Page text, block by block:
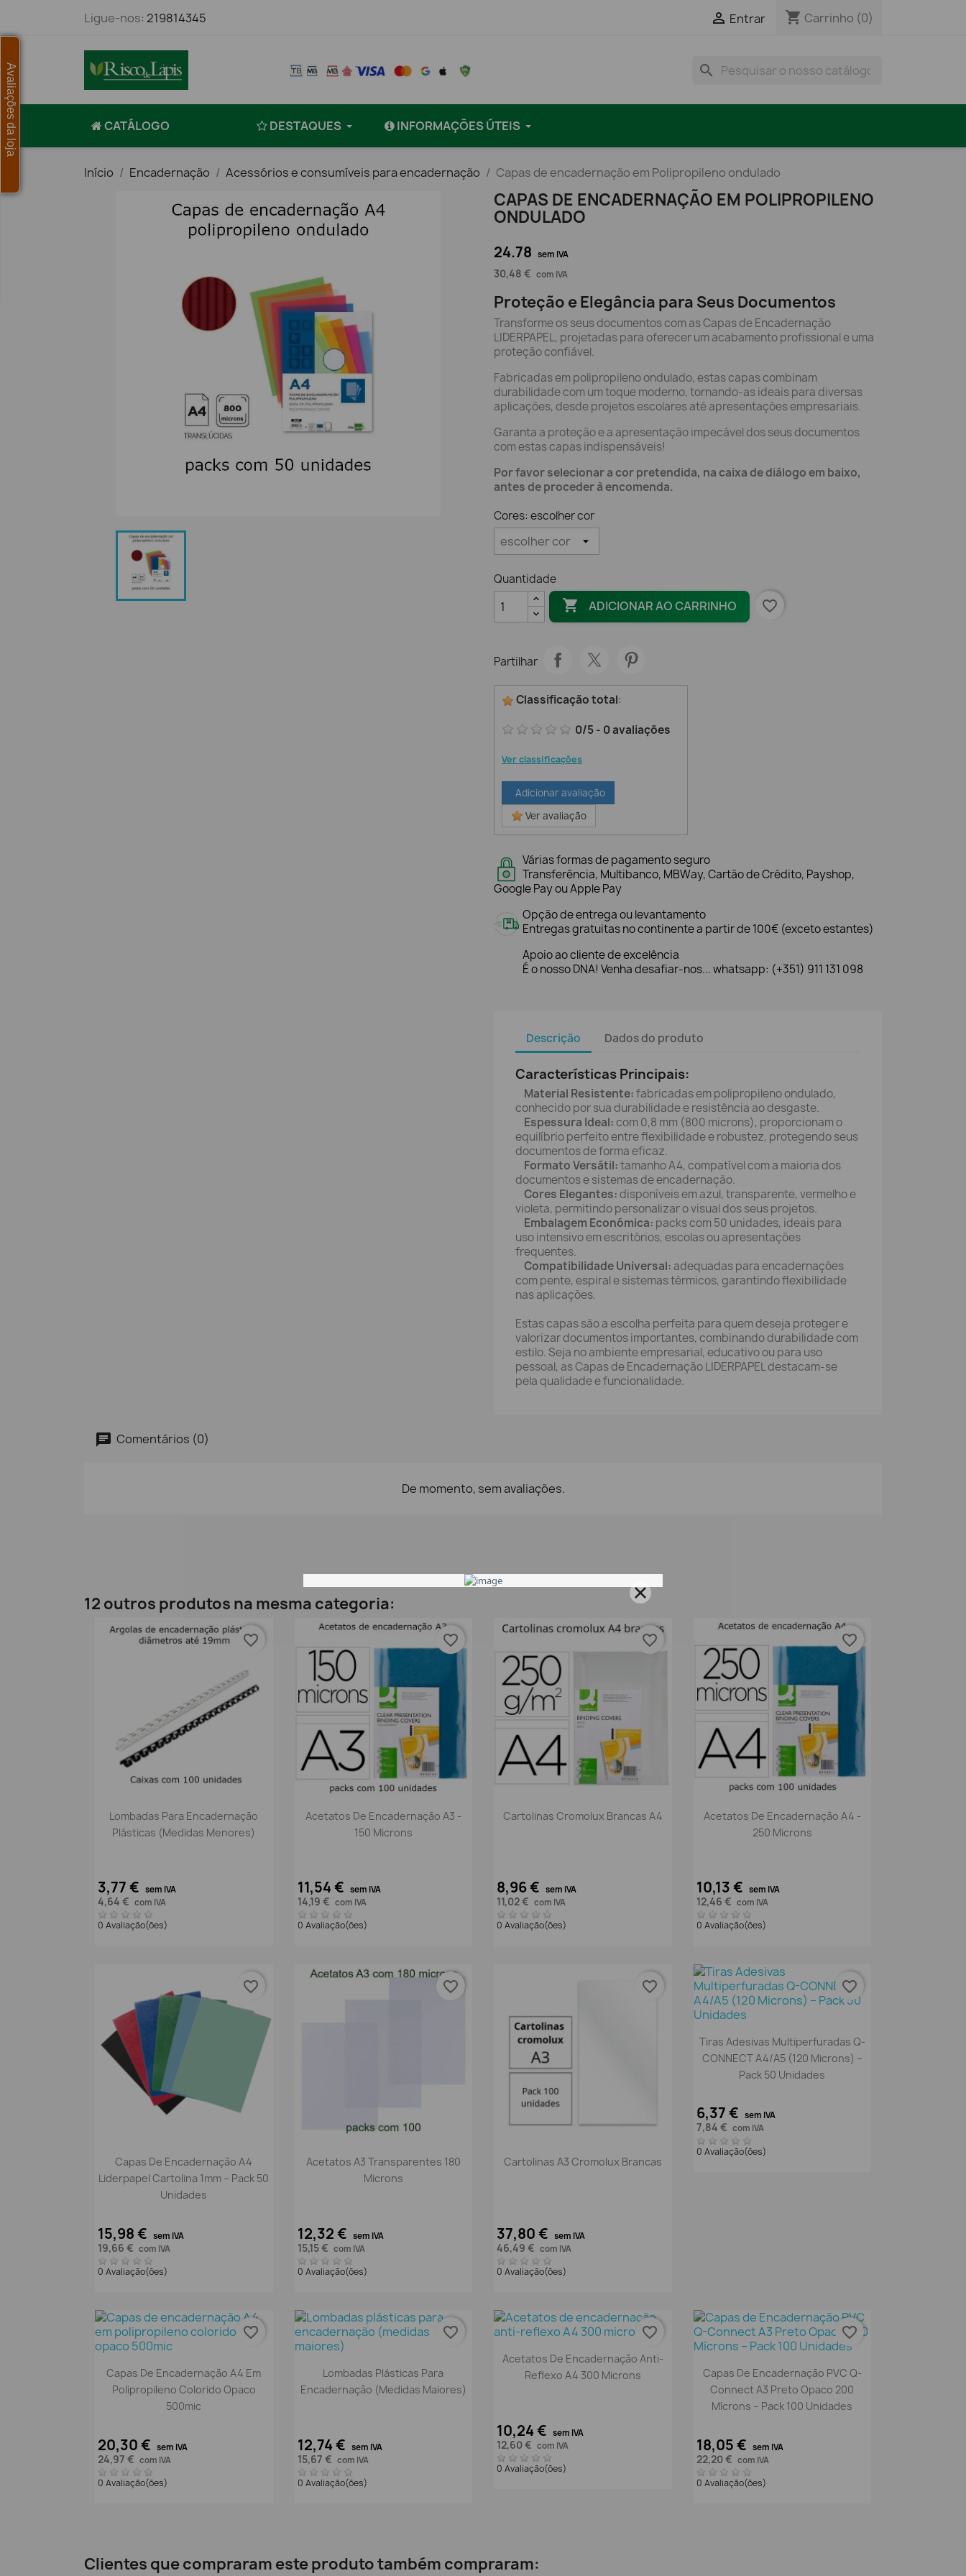
Ligue-nos: 219814345  Entrar shopping_cart Carrinho (0)
search
CATÁLOGO DESTAQUES INFORMAÇÕES ÚTEIS
Início Encadernação Acessórios e consumíveis para encadernação Capas de encadernação em Polipropileno ondulado
CAPAS DE ENCADERNAÇÃO EM POLIPROPILENO
ONDULADO
24.78 sem IVA
30,48 € com IVA
Proteção e Elegância para Seus Documentos
Transforme os seus documentos com as Capas de Encadernação
LIDERPAPEL, projetadas para oferecer um acabamento profissional e uma
proteção confiável.
Fabricadas em polipropileno ondulado, estas capas combinam
durabilidade com um toque moderno, tornando-as ideais para diversas
aplicações, desde projetos escolares até apresentações empresariais.
Garanta a proteção e a apresentação impecável dos seus documentos
com estas capas indispensáveis!
Por favor selecionar a cor pretendida, na caixa de diálogo em baixo,
antes de proceder à encomenda.
Cores: escolher cor
Quantidade
 ADICIONAR AO CARRINHO favorite_border
Partilhar
Classificação total:
0/5- 0avaliações
Ver classificações
Adicionar avaliação
Ver avaliação
Várias formas de pagamento seguro
Transferência, Multibanco, MBWay, Cartão de Crédito, Payshop,
Google Pay ou Apple Pay
Opção de entrega ou levantamento
Entregas gratuitas no continente a partir de 100€ (exceto estantes)
Apoio ao cliente de excelência
É o nosso DNA! Venha desafiar-nos... whatsapp: (+351) 911 131 098
Descrição Dados do produto
Características Principais:
Material Resistente:fabricadas em polipropileno ondulado,
conhecido por sua durabilidade e resistência ao desgaste.
Espessura Ideal:com 0,8 mm (800 microns), proporcionam o
equilíbrio perfeito entre flexibilidade e robustez, protegendo seus
documentos de forma eficaz.
Formato Versátil:tamanho A4, compatível com a maioria dos
documentos e sistemas de encadernação.
Cores Elegantes:disponíveis em azul, transparente, vermelho e
violeta, permitindo personalizar o visual dos seus projetos.
Embalagem Económica: packs com 50 unidades, ideais para
uso intensivo em escritórios, escolas ou apresentações
frequentes.
Compatibilidade Universal:adequadas para encadernações
com pente, espiral e sistemas térmicos, garantindo flexibilidade
nas aplicações.
Estas capas são a escolha perfeita para quem deseja proteger e
valorizar documentos importantes, combinando durabilidade com
estilo. Seja no ambiente empresarial, educativo ou para uso
pessoal, as Capas de Encadernação LIDERPAPEL destacam-se
pela qualidade e funcionalidade.
Comentários (0)
De momento, sem avaliações.
12 outros produtos na mesma categoria:
Vista rápida
Lombadas Para Encadernação
Plásticas (medidas Menores)
3,77 € sem IVA
4,64 € com IVA
0 Avaliação(ões)
favorite_border
 Vista rápida
Acetatos De Encadernação A3 -
150 Microns
11,54 € sem IVA
14,19 € com IVA
0 Avaliação(ões)
favorite_border
Vista rápida
Cartolinas Cromolux Brancas A4
8,96 € sem IVA
11,02 € com IVA
0 Avaliação(ões)
favorite_border
 Vista rápida
Acetatos De Encadernação A4 -
250 Microns
10,13 € sem IVA
12,46 € com IVA
0 Avaliação(ões)
favorite_border
Vista rápida
Capas De Encadernação A4
Liderpapel Cartolina 1mm – Pack 50
Unidades
15,98 € sem IVA
19,66 € com IVA
0 Avaliação(ões)
favorite_border
 Vista rápida
Acetatos A3 Transparentes 180
Microns
12,32 € sem IVA
15,15 € com IVA
0 Avaliação(ões)
favorite_border
Vista rápida
Cartolinas A3 Cromolux Brancas
37,80 € sem IVA
46,49 € com IVA
0 Avaliação(ões)
favorite_border
Vista rápida
Tiras Adesivas Multiperfuradas Q-
CONNECT A4/A5 (120 Microns) –
Pack 50 Unidades
6,37 € sem IVA
7,84 € com IVA
0 Avaliação(ões)
favorite_border
Vista rápida
Capas De Encadernação A4 Em
Polipropileno Colorido Opaco
500mic
20,30 € sem IVA
24,97 € com IVA
0 Avaliação(ões)
favorite_border
Vista rápida
Lombadas Plásticas Para
Encadernação (medidas Maiores)
12,74 € sem IVA
15,67 € com IVA
0 Avaliação(ões)
favorite_border
 Vista rápida
Acetatos De Encadernação Anti-
Reflexo A4 300 Microns
10,24 € sem IVA
12,60 € com IVA
0 Avaliação(ões)
favorite_border
 Vista rápida
Capas De Encadernação PVC Q-
Connect A3 Preto Opaco 200
Mícrons – Pack 100 Unidades
18,05 € sem IVA
22,20 € com IVA
0 Avaliação(ões)
favorite_border
Clientes que compraram este produto também compraram:
Avaliações da loja